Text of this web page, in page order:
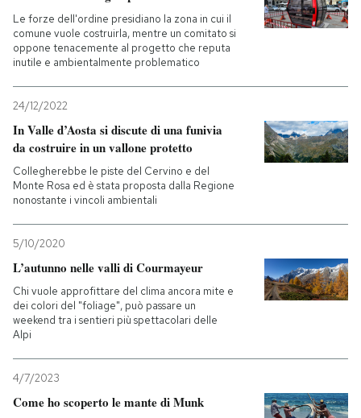
Le forze dell'ordine presidiano la zona in cui il
comune vuole costruirla, mentre un comitato si
oppone tenacemente al progetto che reputa
inutile e ambientalmente problematico
24/12/2022
In Valle d’Aosta si discute di una funivia
da costruire in un vallone protetto
Collegherebbe le piste del Cervino e del
Monte Rosa ed è stata proposta dalla Regione
nonostante i vincoli ambientali
5/10/2020
L’autunno nelle valli di Courmayeur
Chi vuole approfittare del clima ancora mite e
dei colori del "foliage", può passare un
weekend tra i sentieri più spettacolari delle
Alpi
4/7/2023
Come ho scoperto le mante di Munk